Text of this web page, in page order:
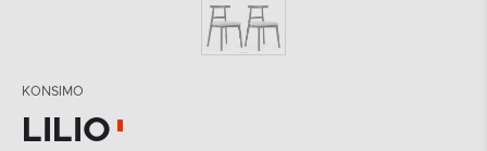
KONSIMO
LILIO